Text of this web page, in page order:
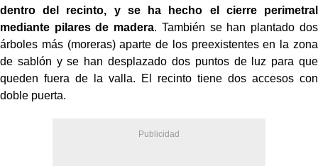
dentro del recinto, y se ha hecho el cierre perimetral
mediante pilares de madera. También se han plantado dos
árboles más (moreras) aparte de los preexistentes en la zona
de sablón y se han desplazado dos puntos de luz para que
queden fuera de la valla. El recinto tiene dos accesos con
doble puerta.